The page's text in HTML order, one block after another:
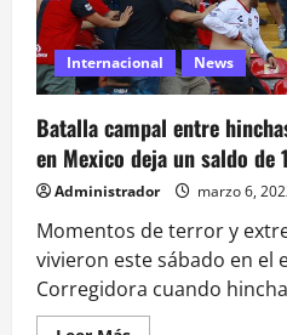
Internacional News
Batalla campal entre
en Mexico deja un saldo de
Administrador marzo 6,
Momentos de terror y
vivieron este sábado en el
Corregidora cuando